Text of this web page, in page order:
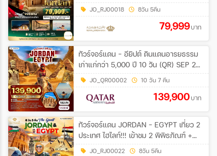
JO_RJ00018 8วัน 5คืน
79,999บาท
ทัวร์จอร์แดน - อียิปต์ ดินแดนอารยธรรม
เก่าแก่กว่า 5,000 ปี 10 วัน (QR) SEP 26
- APR 27
JO_QR00002 10 วัน 7 คืน
139,900บาท
ทัวร์จอร์แดน JORDAN - EGYPT เที่ยว 2
ประเทศ ไฮไลท์!!! เข้าชม 2 พิพิธภัณฑ์ +
พัก BUBBLE DOME 8วัน 5คืน (RJ)
JO_RJ00022 8วัน 5คืน